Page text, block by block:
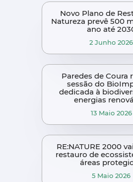
Novo Plano de
Natureza prevê 500
ano até
2 Junho 2026
Paredes de Coura
sessão do
dedicada à
energias
13 Maio 2026
RE:NATURE 2000
restauro de
áreas
5 Maio 2026